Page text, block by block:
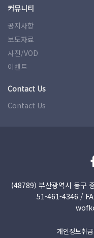
커뮤니티
공지사항
보도자료
사진/VOD
이벤트
Contact Us
Contact Us
(48789) 부산광역시 동구
51­-461-4346 /
개인정보취